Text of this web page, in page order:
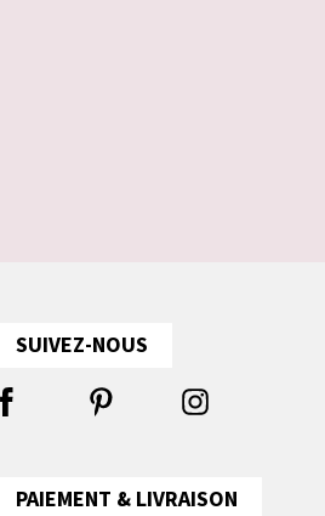
SUIVEZ-NOUS
PAIEMENT & LIVRAISON